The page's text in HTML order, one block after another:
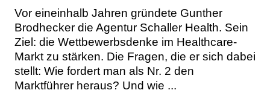
Vor eineinhalb Jahren gründete Gunther
Brodhecker die Agentur Schaller Health. Sein
Ziel: die Wettbewerbsdenke im Healthcare-
Markt zu stärken. Die Fragen, die er sich dabei
stellt: Wie fordert man als Nr. 2 den
Marktführer heraus? Und wie ...